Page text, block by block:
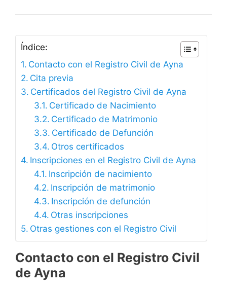
Índice:
Contacto con el Registro Civil de Ayna
Cita previa
Certificados del Registro Civil de Ayna
Certificado de Nacimiento
Certificado de Matrimonio
Certificado de Defunción
Otros certificados
Inscripciones en el Registro Civil de Ayna
Inscripción de nacimiento
Inscripción de matrimonio
Inscripción de defunción
Otras inscripciones
Otras gestiones con el Registro Civil
Contacto con el Registro Civil
de Ayna